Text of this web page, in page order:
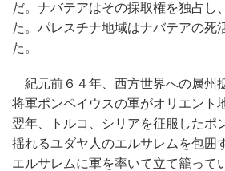
だ。ナバテアはその採取権を独占し
た。パレスチナ地域はナバテアの死
た。
紀元前６４年、西方世界への属州
将軍ポンペイウスの軍がオリエント
翌年、トルコ、シリアを征服したポ
揺れるユダヤ人のエルサレムを包囲
エルサレムに軍を率いて立て籠って